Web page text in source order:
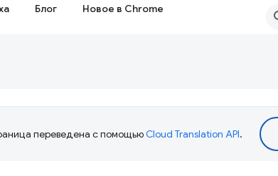
Блог Новое в Chrome
переведена с помощьюCloud Translation API.